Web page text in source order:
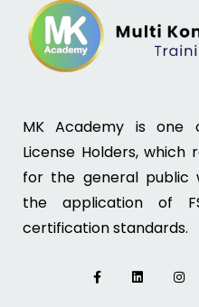
MK Academy is one
License Holders, which
for the general public
the application of
certification standards.